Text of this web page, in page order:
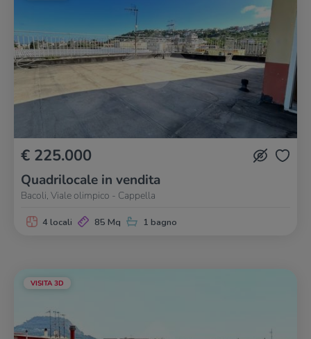
€ 225.000
Quadrilocale in vendita
Bacoli, Viale olimpico - Cappella
4 locali 85 Mq 1 bagno
VISITA 3D